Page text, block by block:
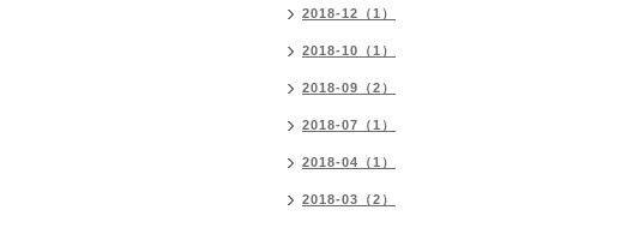
2018-12（1）
2018-10（1）
2018-09（2）
2018-07（1）
2018-04（1）
2018-03（2）